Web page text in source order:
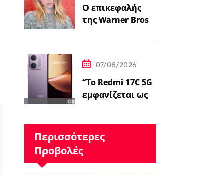
Ο επικεφαλής
της Warner Bros.
Gunn είναι
«επικεντρωμένο
ς»…07/08/2026
“Το Redmi 17C 5G
εμφανίζεται ως
GSMArena.com”
Περισσότερες
Προβολές